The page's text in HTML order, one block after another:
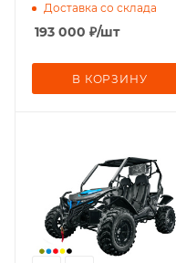
Доставка со склада
193 000 ₽/шт
В КОРЗИНУ